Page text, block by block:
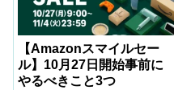
【Amazonスマイルセー
ル】10月27日開始事前に
やるべきこと3つ